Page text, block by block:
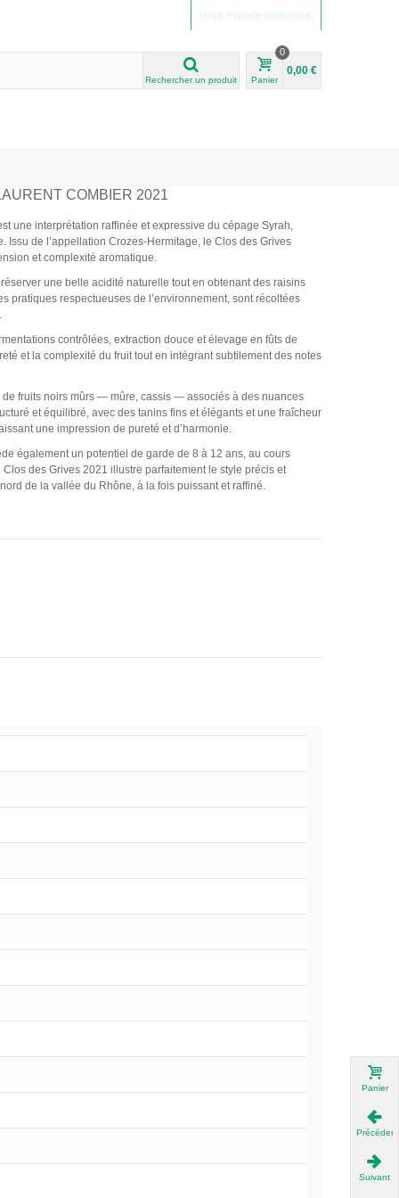
Votre espace personnel
Rechercher un produit Panier
0
0,00 €
COMBIER 2021
une interprétation raffinée et expressive du cépage Syrah,
de l’appellation Crozes-Hermitage, le Clos des Grives
et complexité aromatique.
une belle acidité naturelle tout en obtenant des raisins
pratiques respectueuses de l’environnement, sont récoltées
contrôlées, extraction douce et élevage en fûts de
et la complexité du fruit tout en intégrant subtilement des notes
fruits noirs mûrs — mûre, cassis — associés à des nuances
et équilibré, avec des tanins fins et élégants et une fraîcheur
une impression de pureté et d’harmonie.
également un potentiel de garde de 8 à 12 ans, au cours
des Grives 2021 illustre parfaitement le style précis et
de la vallée du Rhône, à la fois puissant et raffiné.
Panier
Précédent
Suivant